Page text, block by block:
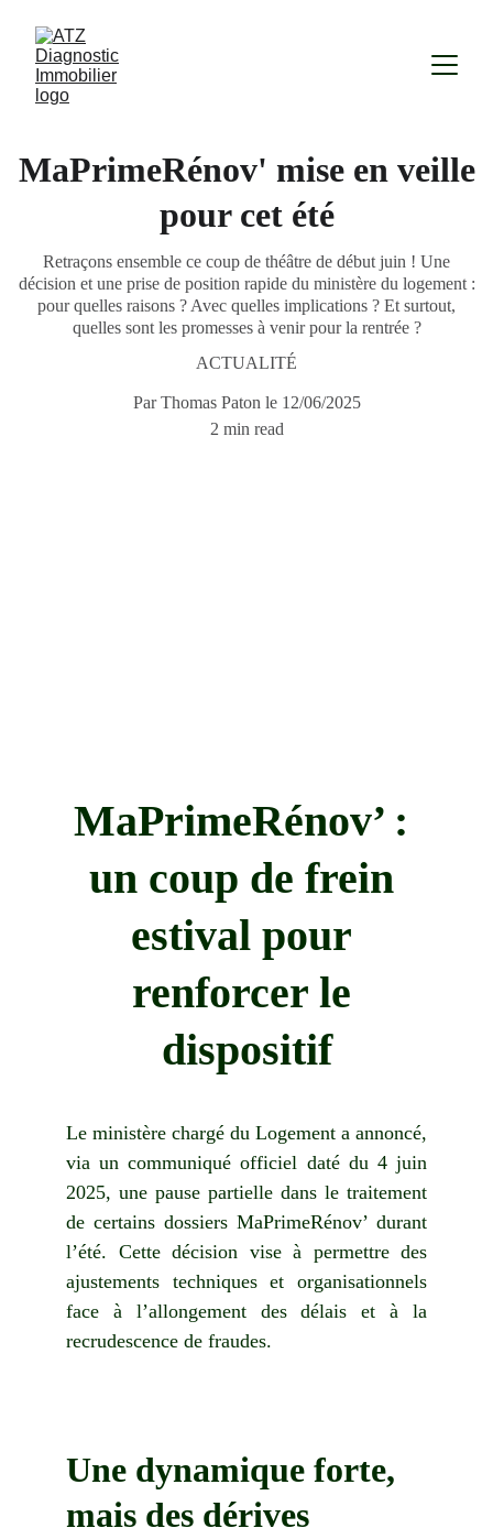
MaPrimeRénov' mise en veille
pour cet été
Retraçons ensemble ce coup de théâtre de début juin ! Une
décision et une prise de position rapide du ministère du logement :
pour quelles raisons ? Avec quelles implications ? Et surtout,
quelles sont les promesses à venir pour la rentrée ?
ACTUALITÉ
Par Thomas Paton le 12/06/2025
2 min read
Le ministère chargé du Logement a annoncé,
via un communiqué officiel daté du 4 juin
2025, une pause partielle dans le traitement
de certains dossiers MaPrimeRénov’ durant
l’été. Cette décision vise à permettre des
ajustements techniques et organisationnels
face à l’allongement des délais et à la
recrudescence de fraudes.
MaPrimeRénov’ :
un coup de frein
estival pour
renforcer le
dispositif
Une dynamique forte,
mais des dérives